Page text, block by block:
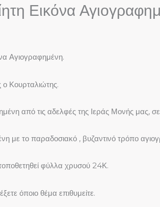
Εικόνα
Αγιογραφημένη.
Κουρταλιώτης.
από τις αδελφές της Ιεράς Μονής μας,
με το παραδοσιακό , βυζαντινό τρόπο
φύλλα χρυσού 24Κ.
όποιο θέμα επιθυμείτε.